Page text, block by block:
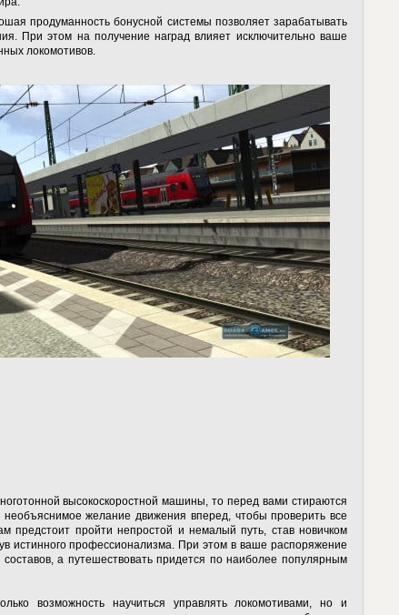
продуманность бонусной системы позволяет зарабатывать
При этом на получение наград влияет исключительно ваше
локомотивов.
высокоскоростной машины, то перед вами стираются
желание движения вперед, чтобы проверить все
предстоит пройти непростой и немалый путь, став новичком
истинного профессионализма. При этом в ваше распоряжение
а путешествовать придется по наиболее популярным
возможность научиться управлять локомотивами, но и